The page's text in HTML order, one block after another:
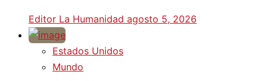
Editor La Humanidad agosto 5, 2026
Estados Unidos
Mundo